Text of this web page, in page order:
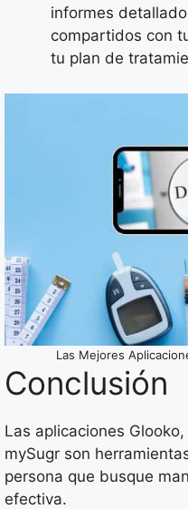
informes
compartidos con
tu plan de
Las Mejores
Conclusión
Las aplicaciones
mySugr son
persona que busque
efectiva.